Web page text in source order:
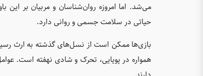
می‌شد. اما امروزه روان‌شناسان و مربیان بر این
حیاتی در سلامت جسمی و روانی دارد.
بازی‌ها ممکن است از نسل‌های گذشته به ارث رسیده
همواره در پویایی، تحرک و شادی نهفته است.